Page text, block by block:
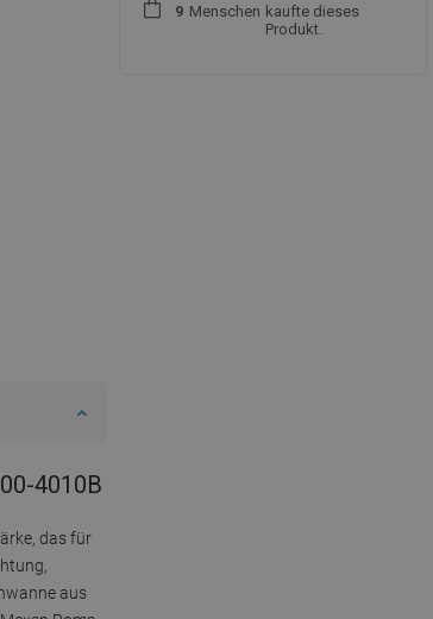
4010B
das für
aus
9 Menschen kaufte dieses
Produkt.